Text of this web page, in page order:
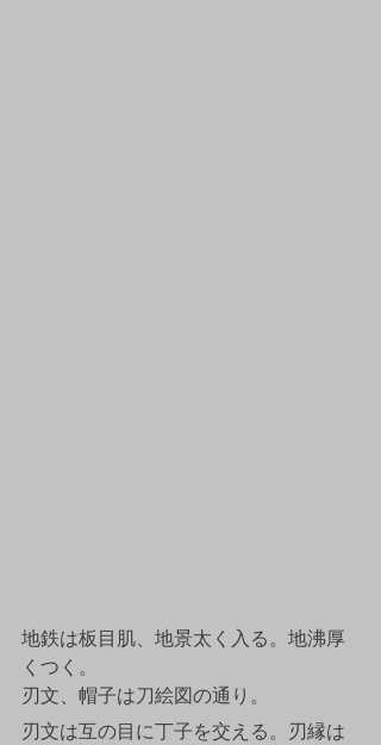
地鉄は板目肌、地景太く入る。地沸厚
くつく。
刃文、帽子は刀絵図の通り。
刃文は互の目に丁子を交える。刃縁は